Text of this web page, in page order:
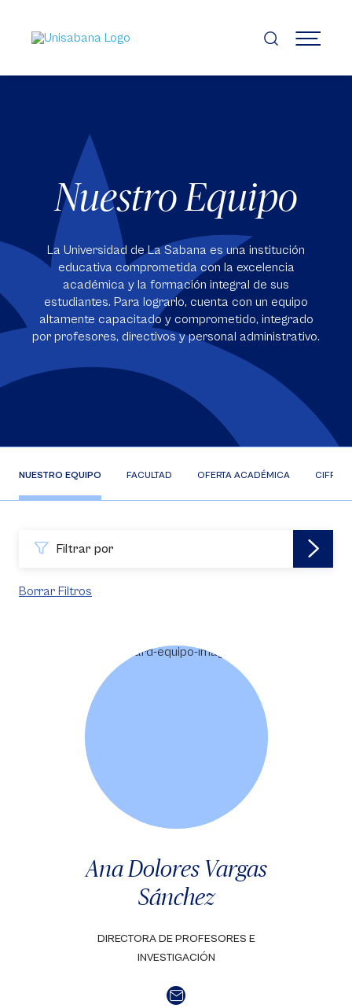
contenido
principal
MENÚ
Nuestro Equipo
La Universidad de La Sabana es una institución
educativa comprometida con la excelencia
académica y la formación integral de sus
estudiantes. Para lograrlo, cuenta con un equipo
altamente capacitado y comprometido, integrado
por profesores, directivos y personal administrativo.
NUESTRO EQUIPO FACULTAD OFERTA ACADÉMICA CIFRAS
Filtrar por
Borrar Filtros
Ana Dolores Vargas
Sánchez
DIRECTORA DE PROFESORES E
INVESTIGACIÓN